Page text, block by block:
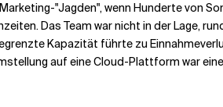
"Jagden", wenn Hunderte von
Das Team war nicht in der Lage,
Kapazität führte zu
auf eine Cloud-Plattform war